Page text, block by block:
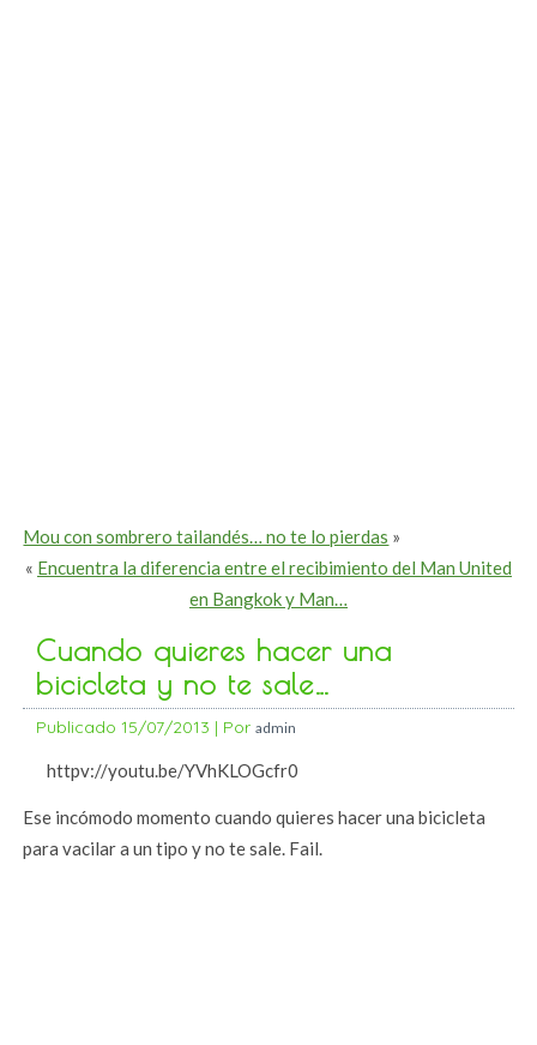
Mou con sombrero tailandés… no te lo pierdas »
« Encuentra la diferencia entre el recibimiento del Man United
en Bangkok y Man…
Cuando quieres hacer una
bicicleta y no te sale…
Publicado 15/07/2013 | Por admin
httpv://youtu.be/YVhKLOGcfr0
Ese incómodo momento cuando quieres hacer una bicicleta
para vacilar a un tipo y no te sale. Fail.